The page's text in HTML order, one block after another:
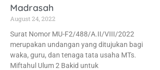
Madrasah
August 24, 2022
Surat Nomor MU-F2/488/A.II/VIII/2022
merupakan undangan yang ditujukan bagi
waka, guru, dan tenaga tata usaha MTs.
Miftahul Ulum 2 Bakid untuk